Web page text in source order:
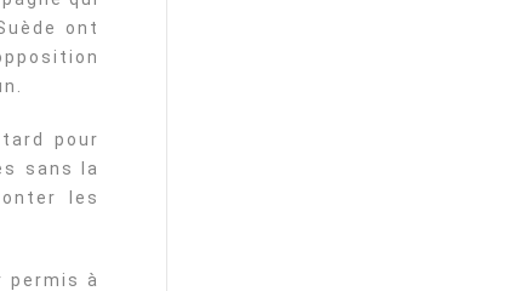
ont
pour
sans la
les
permis à